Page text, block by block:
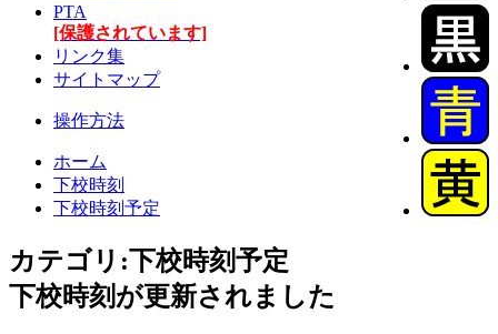
PTA
[保護されています]
リンク集
サイトマップ
操作方法
ホーム
下校時刻
下校時刻予定
カテゴリ:下校時刻予定
下校時刻が更新されました